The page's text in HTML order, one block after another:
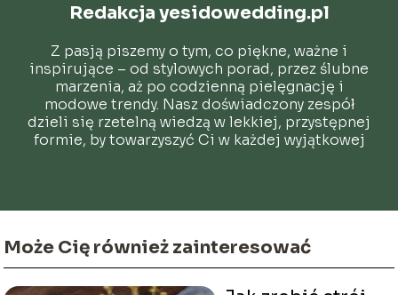
Redakcja yesidowedding.pl
Z pasją piszemy o tym, co piękne, ważne i
inspirujące – od stylowych porad, przez ślubne
marzenia, aż po codzienną pielęgnację i
modowe trendy. Nasz doświadczony zespół
dzieli się rzetelną wiedzą w lekkiej, przystępnej
formie, by towarzyszyć Ci w każdej wyjątkowej
Może Cię również zainteresować